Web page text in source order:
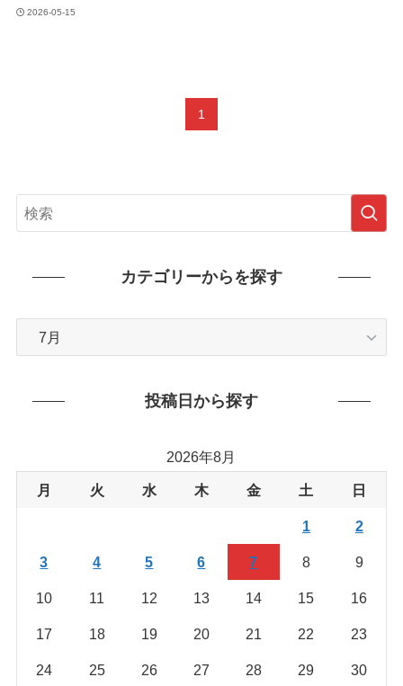
2026-05-15
1
カテゴリーからを探す
投稿日から探す
2026年8月
月 火 水 木 金 土 日
1 2
3 4 5 6 7 8 9
10 11 12 13 14 15 16
17 18 19 20 21 22 23
24 25 26 27 28 29 30